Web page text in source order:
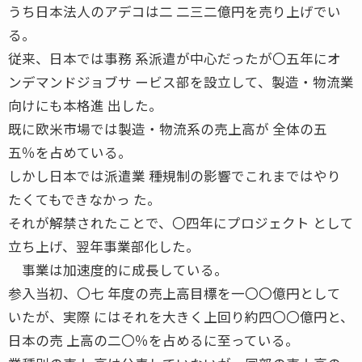
うち日本法人のアデコは二 二三二億円を売り上げでい
る。
従来、日本では事務 系派遣が中心だったが〇五年にオ
ンデマンドジョブサ ービス部を設立して、製造・物流業
向けにも本格進 出した。
既に欧米市場では製造・物流系の売上高が 全体の五
五％を占めている。
しかし日本では派遣業 種規制の影響でこれまではやり
たくてもできなかっ た。
それが解禁されたことで、〇四年にプロジェクト として
立ち上げ、翌年事業部化した。
事業は加速度的に成長している。
参入当初、〇七 年度の売上高目標を一〇〇億円として
いたが、実際 にはそれを大きく上回り約四〇〇億円と、
日本の売 上高の二〇％を占めるに至っている。